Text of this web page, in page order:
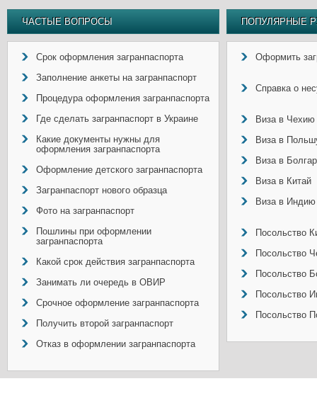
ЧАСТЫЕ ВОПРОСЫ
Срок оформления загранпаспорта
Заполнение анкеты на загранпаспорт
Процедура оформления загранпаспорта
Где сделать загранпаспорт в Украине
Какие документы нужны для
оформления загранпаспорта
Оформление детского загранпаспорта
Загранпаспорт нового образца
Фото на загранпаспорт
Пошлины при оформлении
загранпаспорта
Какой срок действия загранпаспорта
Занимать ли очередь в ОВИР
Срочное оформление загранпаспорта
Получить второй загранпаспорт
Отказ в оформлении загранпаспорта
ПОПУЛЯРНЫЕ
Оформить
Справка о
Виза в Чехию
Виза в
Виза в
Виза в Китай
Виза в Индию
Посольство
Посольство
Посольство
Посольство
Посольство